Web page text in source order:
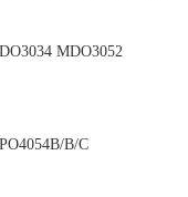
MDO3052
B/C